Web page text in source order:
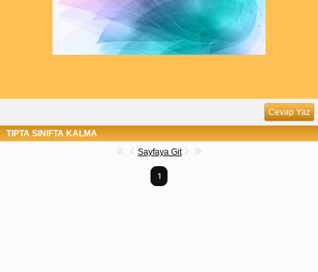
Cevap Yaz
TIPTA SINIFTA KALMA
Sayfaya Git
1